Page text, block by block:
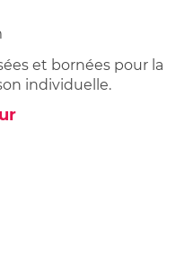
et bornées pour la
individuelle.